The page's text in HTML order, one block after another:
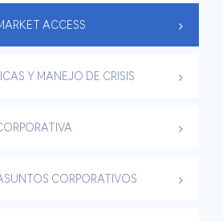
ACCESS
Y MANEJO DE CRISIS
CORPORATIVOS